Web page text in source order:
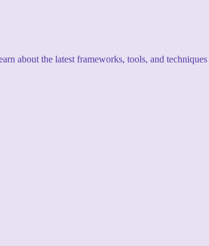
about the latest frameworks, tools, and